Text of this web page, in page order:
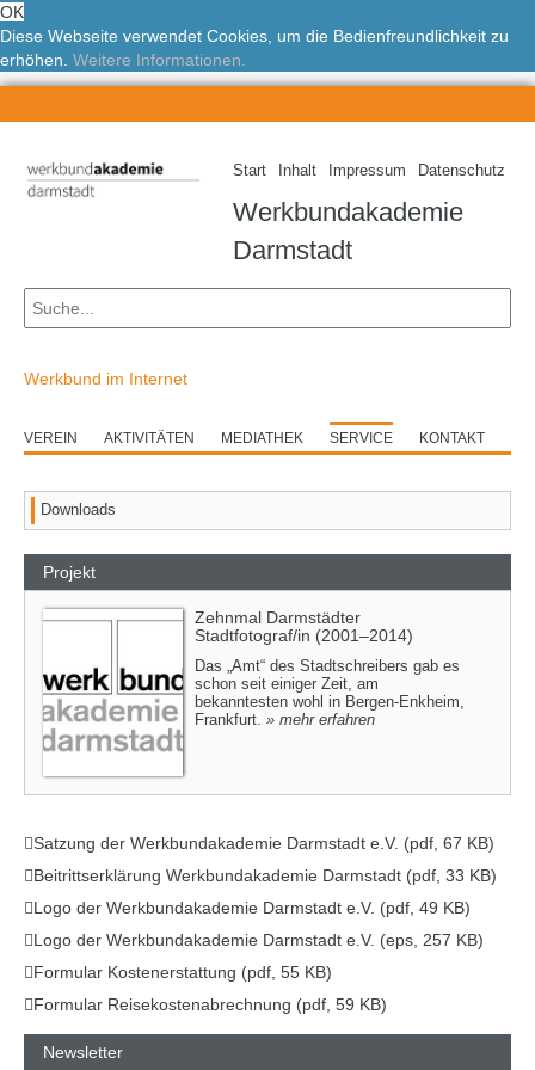
OK
Diese Webseite verwendet Cookies, um die Bedienfreundlichkeit zu
erhöhen. Weitere Informationen.
Start Inhalt Impressum Datenschutz
Werkbundakademie
Darmstadt
Werkbund im Internet
VEREIN AKTIVITÄTEN MEDIATHEK SERVICE KONTAKT
Downloads
Projekt
Zehnmal Darmstädter
Stadtfotograf/in (2001–2014)
Das „Amt“ des Stadtschreibers gab es
schon seit einiger Zeit, am
bekanntesten wohl in Bergen-Enkheim,
Frankfurt. » mehr erfahren
Satzung der Werkbundakademie Darmstadt e.V. (pdf, 67 KB)
Beitrittserklärung Werkbundakademie Darmstadt (pdf, 33 KB)
Logo der Werkbundakademie Darmstadt e.V. (pdf, 49 KB)
Logo der Werkbundakademie Darmstadt e.V. (eps, 257 KB)
Formular Kostenerstattung (pdf, 55 KB)
Formular Reisekostenabrechnung (pdf, 59 KB)
Newsletter